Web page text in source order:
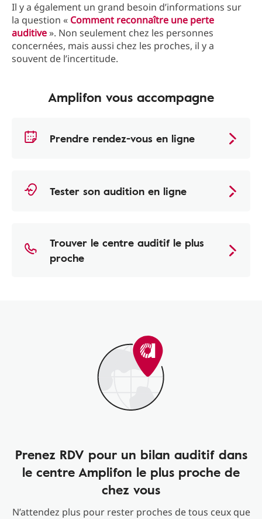
Il y a également un grand besoin d’informations sur
la question « Comment reconnaître une perte
auditive». Non seulement chez les personnes
concernées, mais aussi chez les proches, il y a
souvent de l’incertitude.
Amplifon vous accompagne
Prendre rendez-vous en ligne
Tester son audition en ligne
Trouver le centre auditif le plus
proche
Prenez RDV pour un bilan auditif dans
le centre Amplifon le plus proche de
chez vous
N’attendez plus pour rester proches de tous ceux que